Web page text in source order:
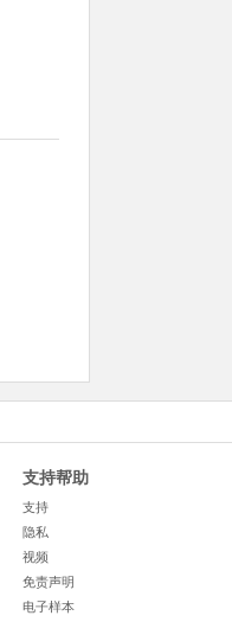
支持帮助
支持
隐私
视频
免责声明
电子样本